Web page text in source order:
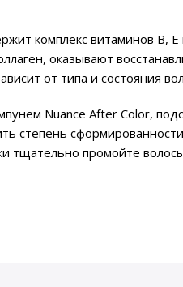
комплекс витаминов В,
оказывают
от типа и состояния
Nuance After Color,
степень
промойте